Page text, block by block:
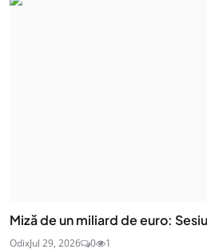
Miză de un miliard de euro:
OdixJul 29, 2026 0 1